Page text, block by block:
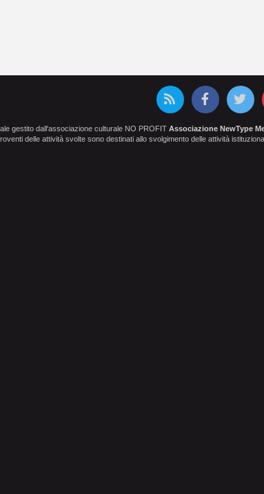
gestito dall'associazione culturale NO PROFIT Associazione NewType
delle attività svolte sono destinati allo svolgimento delle attività